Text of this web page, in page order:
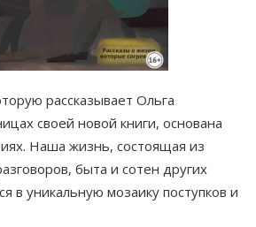
рассказывает Ольга
своей новой книги, основана
Наша жизнь, состоящая из
быта и сотен других
в уникальную мозаику поступков и